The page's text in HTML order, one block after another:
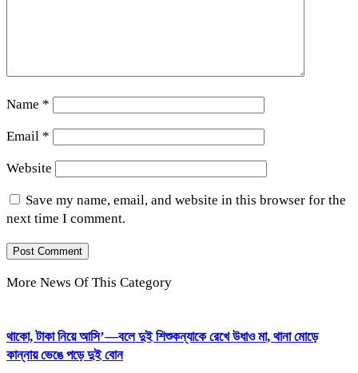
Name *
Email *
Website
Save my name, email, and website in this browser for the
next time I comment.
More News Of This Category
থাকো, টাকা নিয়ে আসি’—বলে দুই শিশুকন্যাকে রেখে উধাও মা, থানা মোড়ে
কান্নায় ভেঙে পড়ে দুই বোন